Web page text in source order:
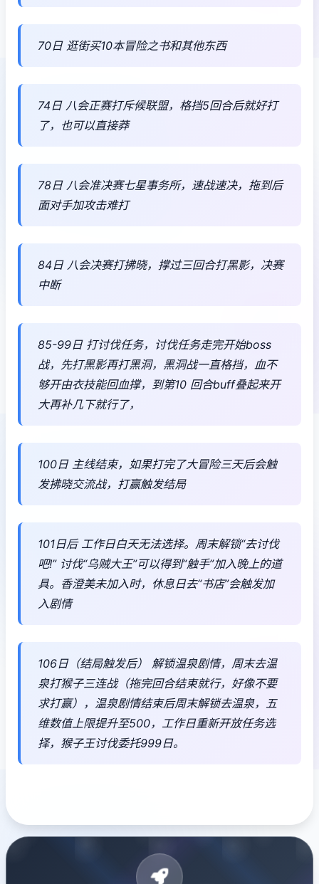
70日 逛街买10本冒险之书和其他东西
74日 八会正赛打斥候联盟，格挡5回合后就好打
了，也可以直接莽
78日 八会准决赛七星事务所，速战速决，拖到后
面对手加攻击难打
84日 八会决赛打拂晓，撑过三回合打黑影，决赛
中断
85-99日 打讨伐任务，讨伐任务走完开始boss
战，先打黑影再打黑洞，黑洞战一直格挡，血不
够开由衣技能回血撑，到第10 回合buff叠起来开
大再补几下就行了，
100日 主线结束，如果打完了大冒险三天后会触
发拂晓交流战，打赢触发结局
101日后 工作日白天无法选择。周末解锁“去讨伐
吧!” 讨伐“乌贼大王”可以得到“触手”加入晚上的道
具。香澄美未加入时，休息日去“书店”会触发加
入剧情
106日（结局触发后） 解锁温泉剧情，周末去温
泉打猴子三连战（拖完回合结束就行，好像不要
求打赢），温泉剧情结束后周末解锁去温泉，五
维数值上限提升至500，工作日重新开放任务选
择，猴子王讨伐委托999日。